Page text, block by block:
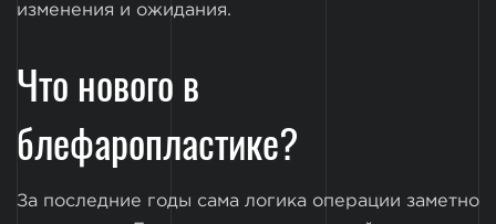
изменения и ожидания.
Что нового в
блефаропластике?
За последние годы сама логика операции заметно